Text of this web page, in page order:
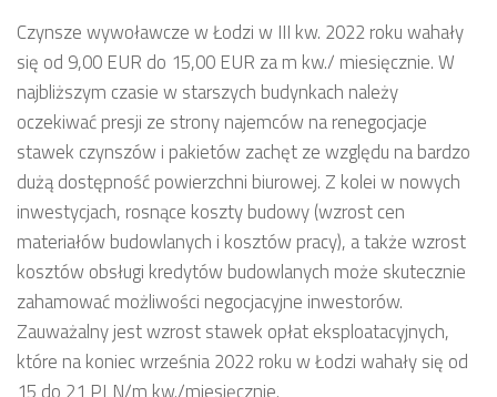
Czynsze wywoławcze w Łodzi w III kw. 2022 roku wahały
się od 9,00 EUR do 15,00 EUR za m kw./ miesięcznie. W
najbliższym czasie w starszych budynkach należy
oczekiwać presji ze strony najemców na renegocjacje
stawek czynszów i pakietów zachęt ze względu na bardzo
dużą dostępność powierzchni biurowej. Z kolei w nowych
inwestycjach, rosnące koszty budowy (wzrost cen
materiałów budowlanych i kosztów pracy), a także wzrost
kosztów obsługi kredytów budowlanych może skutecznie
zahamować możliwości negocjacyjne inwestorów.
Zauważalny jest wzrost stawek opłat eksploatacyjnych,
które na koniec września 2022 roku w Łodzi wahały się od